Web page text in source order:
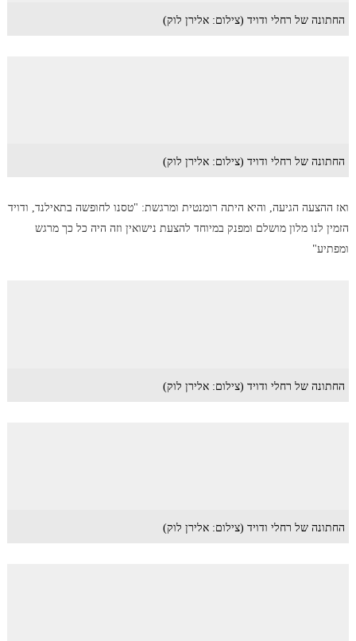
החתונה של רחלי ודויד (צילום: אלירן לוק)
החתונה של רחלי ודויד (צילום: אלירן לוק)
ואז ההצעה הגיעה, והיא היתה רומנטית ומרגשת: "טסנו לחופשה בתאילנד, ודויד
הזמין לנו מלון מושלם ומפנק במיוחד להצעת נישואין וזה היה כל כך מרגש
ומפתיע"
החתונה של רחלי ודויד (צילום: אלירן לוק)
החתונה של רחלי ודויד (צילום: אלירן לוק)